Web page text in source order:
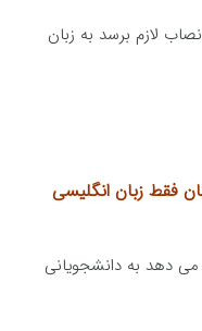
لازم برسد به زبان
فقط زبان انگلیسی
می دهد به دانشجویانی